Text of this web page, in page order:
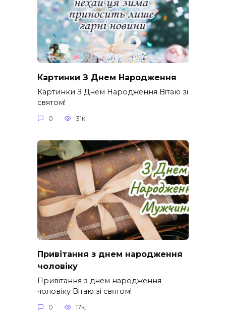
Картинки З Днем Народження
Картинки З Днем Народження Вітаю зі
святом!
0 31к.
Привітання з днем народження
чоловіку
Привітання з днем народження
чоловіку Вітаю зі святом!
0 17к.